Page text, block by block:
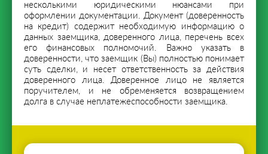
несколькими юридическими нюансами при
оформлении документации. Документ (доверенность
на кредит) содержит необходимую информацию о
данных заемщика, доверенного лица, перечень всех
его финансовых полномочий. Важно указать в
доверенности, что заемщик (Вы) полностью понимает
суть сделки, и несет ответственность за действия
доверенного лица. Доверенное лицо не является
поручителем, и не обременяется возвращением
долга в случае неплатежеспособности заемщика.